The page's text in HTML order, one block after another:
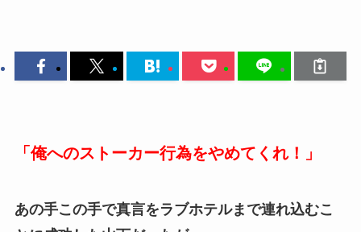
「俺へのストーカー行為をやめてくれ！」
あの手この手で真言をラブホテルまで連れ込むこ